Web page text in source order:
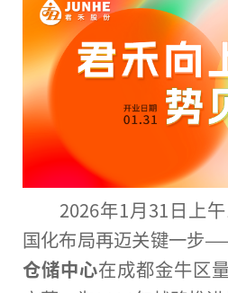
2026年1月31日上
国化布局再迈关键一步
仓储中心在成都金牛区